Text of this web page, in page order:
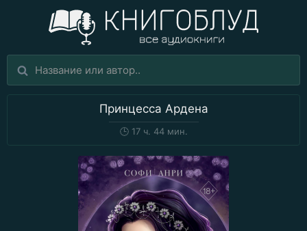
Принцесса Ардена
🕒17 ч. 44 мин.